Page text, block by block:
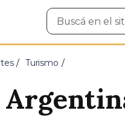
Buscar
en
Turismo